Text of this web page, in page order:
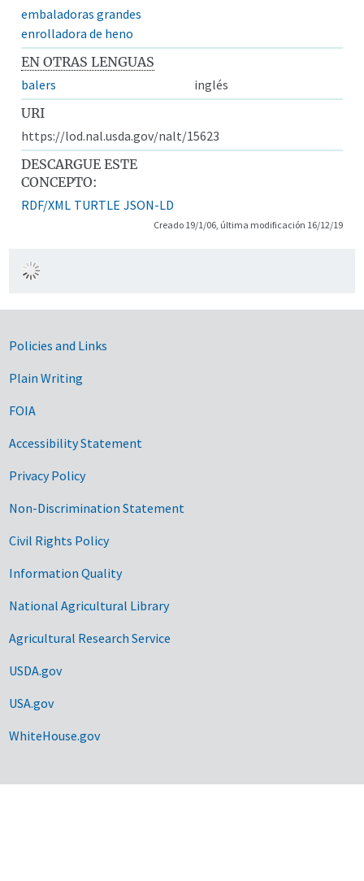
embaladoras grandes
enrolladora de heno
EN OTRAS LENGUAS
balers
inglés
URI
https://lod.nal.usda.gov/nalt/15623
DESCARGUE ESTE
CONCEPTO:
RDF/XML TURTLE JSON-LD
Creado 19/1/06, última modificación 16/12/19
Government Links
Policies and Links
Plain Writing
FOIA
Accessibility Statement
Privacy Policy
Non-Discrimination Statement
Civil Rights Policy
Information Quality
National Agricultural Library
Agricultural Research Service
USDA.gov
USA.gov
WhiteHouse.gov